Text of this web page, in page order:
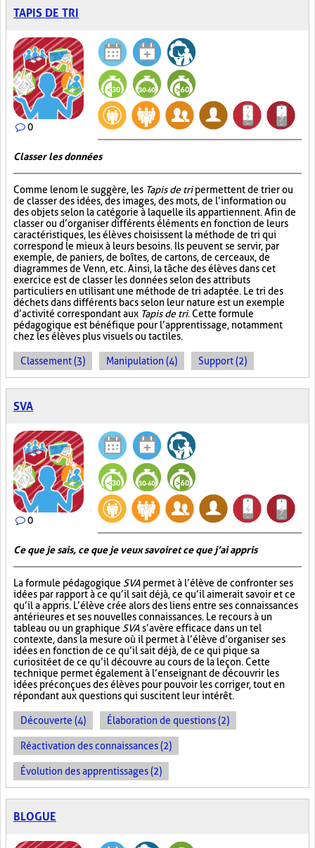
TAPIS DE TRI
0
Classer les données
Comme le nom le suggère, les Tapis de tripermettent de trier ou
de classer des idées, des images, des mots, de l’information ou
des objets selon la catégorie à laquelle ils appartiennent. Afin de
classer ou d’organiser différents éléments en fonction de leurs
caractéristiques, les élèves choisissent la méthode de tri qui
correspond le mieux à leurs besoins. Ils peuvent se servir, par
exemple, de paniers, de boîtes, de cartons, de cerceaux, de
diagrammes de Venn, etc. Ainsi, la tâche des élèves dans cet
exercice est de classer les données selon des attributs
particuliers en utilisant une méthode de tri adaptée. Le tri des
déchets dans différents bacs selon leur nature est un exemple
d’activité correspondant aux Tapis de tri. Cette formule
pédagogique est bénéfique pour l’apprentissage, notamment
chez les élèves plus visuels ou tactiles.
Classement (3) Manipulation (4) Support (2)
SVA
0
Ce que je sais, ce que je veux savoir et ce que j’ai appris
La formule pédagogique SVA permet à l’élève de confronter ses
idées par rapport à ce qu’il sait déjà, ce qu’il aimerait savoir et ce
qu’il a appris. L’élève crée alors des liens entre ses connaissances
antérieures et ses nouvelles connaissances. Le recours à un
tableau ou un graphique SVA s’avère efficace dans un tel
contexte, dans la mesure où il permet à l’élève d’organiser ses
idées en fonction de ce qu’il sait déjà, de ce qui pique sa
curiosité et de ce qu’il découvre au cours de la leçon. Cette
technique permet également à l’enseignant de découvrir les
idées préconçues des élèves pour pouvoir les corriger, tout en
répondant aux questions qui suscitent leur intérêt.
Découverte (4) Élaboration de questions (2)
Réactivation des connaissances (2)
Évolution des apprentissages (2)
BLOGUE